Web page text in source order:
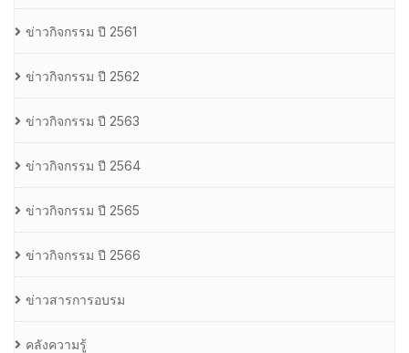
ข่าวกิจกรรม ปี 2561
ข่าวกิจกรรม ปี 2562
ข่าวกิจกรรม ปี 2563
ข่าวกิจกรรม ปี 2564
ข่าวกิจกรรม ปี 2565
ข่าวกิจกรรม ปี 2566
ข่าวสารการอบรม
คลังความรู้